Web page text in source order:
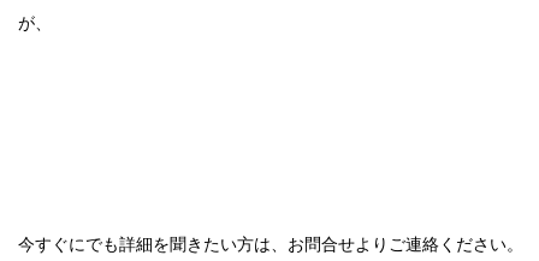
が、
今すぐにでも詳細を聞きたい方は、お問合せよりご連絡ください。